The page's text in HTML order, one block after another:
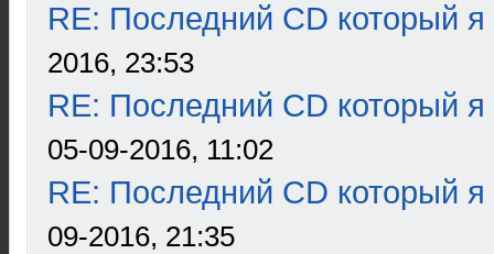
RE: Последний CD который я
2016, 23:53
RE: Последний CD который я
05-09-2016, 11:02
RE: Последний CD который я
09-2016, 21:35